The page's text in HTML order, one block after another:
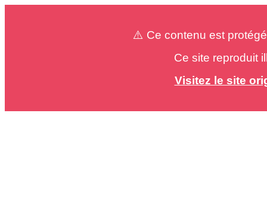
⚠️ Ce contenu est
Ce site reproduit
Visitez le site